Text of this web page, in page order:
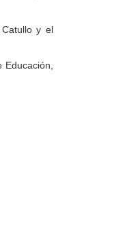
y el